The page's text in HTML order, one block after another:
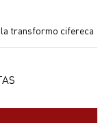
la transformo cifereca